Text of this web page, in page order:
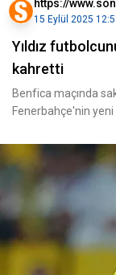
https://
15 Eylül 2025
Yıldız
kahretti
Benfica maçında
Fenerbahçe'nin